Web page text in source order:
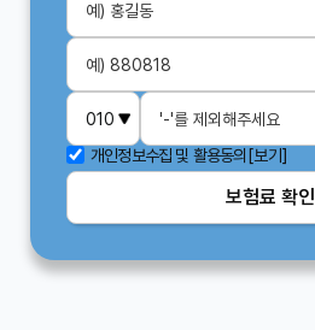
개인정보수집 및 활용동의[보기]
보험료 확인